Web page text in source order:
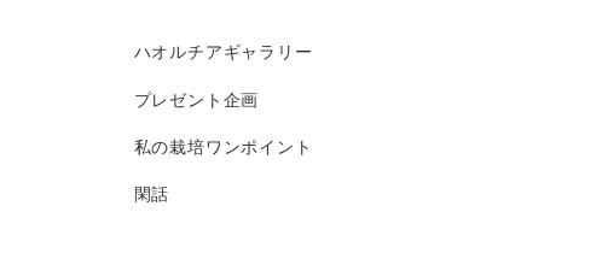
ハオルチアギャラリー
プレゼント企画
私の栽培ワンポイント
閑話